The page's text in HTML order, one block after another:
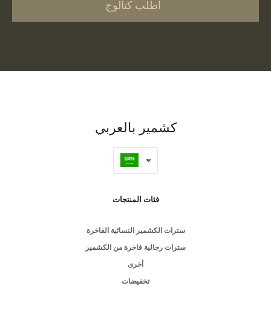
اطلب كتالوج
كشمير بالعربي
فئات المنتجات
سترات الكشمير النسائية الفاخرة
سترات رجالية فاخرة من الكشمير
أخرى
تخفيضات